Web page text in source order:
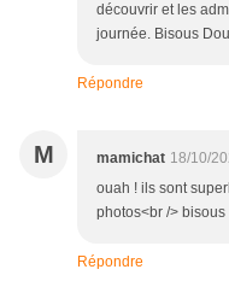
découvrir et les
journée. Bisous
Répondre
M mamichat 18/10/
ouah ! ils sont
photos<br /> bisous
Répondre